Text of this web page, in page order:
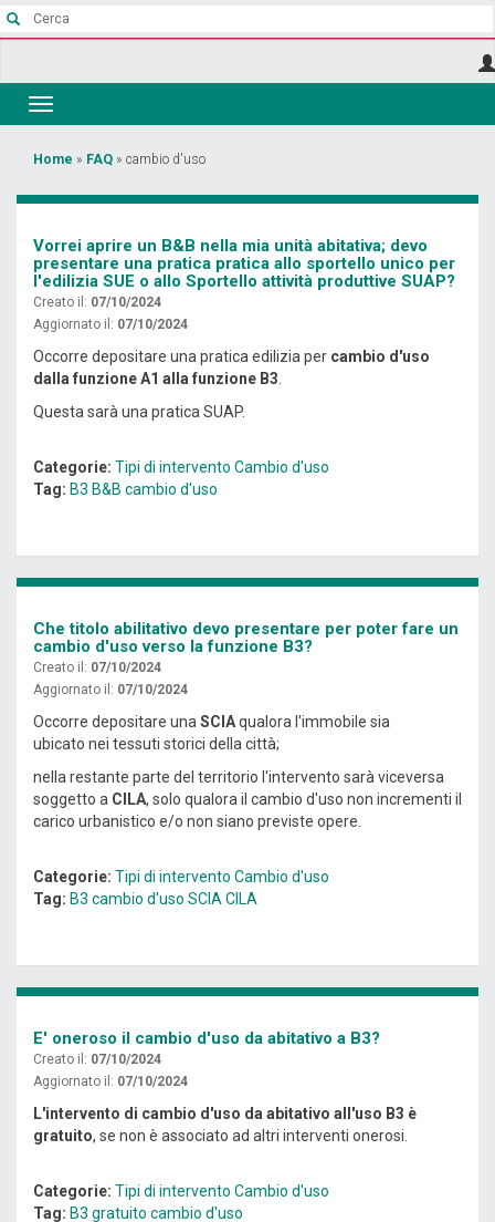
Salta
Toggle
navigation
Tu
sei
qui
Home » FAQ » cambio d'uso
Vorrei aprire un B&B nella mia unità abitativa; devo
presentare una pratica pratica allo sportello unico per
l'edilizia SUE o allo Sportello attività produttive SUAP?
Creato il: 07/10/2024
Aggiornato il: 07/10/2024
Occorre depositare una pratica edilizia per cambio d'uso
dalla funzione A1 alla funzione B3
Questa sarà una pratica SUAP.
Categorie: Tipi di intervento Cambio d'uso
Tag: B3 B&B cambio d'uso
Che titolo abilitativo devo presentare per poter fare un
cambio d'uso verso la funzione B3?
Creato il: 07/10/2024
Aggiornato il: 07/10/2024
Occorre depositare una SCIAqualora l'immobile sia
ubicato nei tessuti storici della città;
nella restante parte del territorio l'intervento sarà viceversa
soggetto a CILA, solo qualora il cambio d'uso non incrementi il
carico urbanistico e/o non siano previste opere.
Categorie: Tipi di intervento Cambio d'uso
Tag: B3 cambio d'uso SCIA CILA
E' oneroso il cambio d'uso da abitativo a B3?
Creato il: 07/10/2024
Aggiornato il: 07/10/2024
L'intervento di cambio d'uso da abitativo all'uso B3 è
gratuito, se non è associato ad altri interventi onerosi.
Categorie: Tipi di intervento Cambio d'uso
Tag: B3 gratuito cambio d'uso